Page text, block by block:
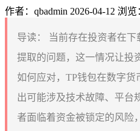
作者：qbadmin 2026-04-12 浏览
导读：
当前存在投资者在下
提取的问题，这一情况让投
如何应对，TP钱包在数字
出可能涉及技术故障、平台
者面临着资金被锁定的风险